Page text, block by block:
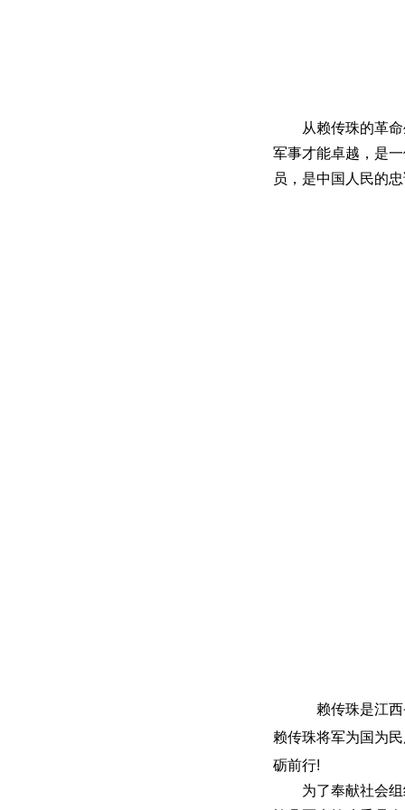
从赖传珠的革
军事才能卓越，是
员，是中国人民的
赖传珠是江
赖传珠将军为国为
砺前行!
为了奉献社会